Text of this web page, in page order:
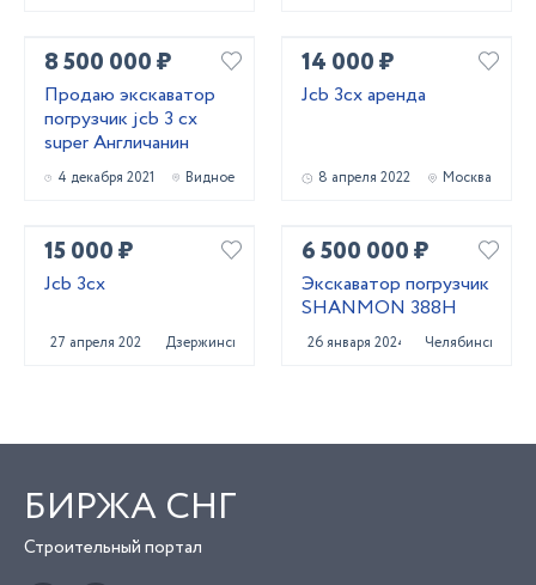
8 500 000 ₽
Продаю экскаватор
погрузчик jcb 3 cx
super Англичанин
4 декабря 2021 Видное
14 000 ₽
Jcb 3сх аренда
8 апреля 2022 Москва
15 000 ₽
Jcb 3cx
27 апреля 2022 Дзержинск
6 500 000 ₽
Экскаватор погрузчик
SHANMON 388H
26 января 2024 Челябинск
БИРЖА СНГ
Строительный портал